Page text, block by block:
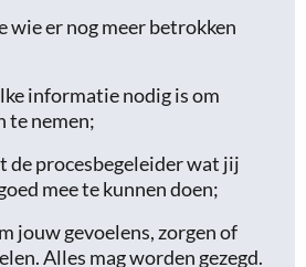
wie er nog meer betrokken
informatie nodig is om
te nemen;
de procesbegeleider wat jij
mee te kunnen doen;
jouw gevoelens, zorgen of
Alles mag worden gezegd.